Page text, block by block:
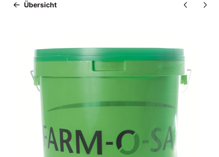
Übersicht